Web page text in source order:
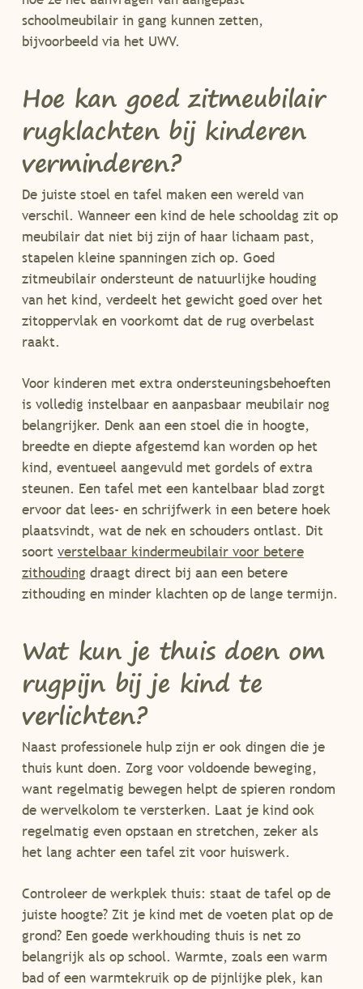
schoolmeubilair in gang kunnen zetten,
bijvoorbeeld via het UWV.
Hoe kan goed zitmeubilair
rugklachten bij kinderen
verminderen?
De juiste stoel en tafel maken een wereld van
verschil. Wanneer een kind de hele schooldag zit op
meubilair dat niet bij zijn of haar lichaam past,
stapelen kleine spanningen zich op. Goed
zitmeubilair ondersteunt de natuurlijke houding
van het kind, verdeelt het gewicht goed over het
zitoppervlak en voorkomt dat de rug overbelast
raakt.
Voor kinderen met extra ondersteuningsbehoeften
is volledig instelbaar en aanpasbaar meubilair nog
belangrijker. Denk aan een stoel die in hoogte,
breedte en diepte afgestemd kan worden op het
kind, eventueel aangevuld met gordels of extra
steunen. Een tafel met een kantelbaar blad zorgt
ervoor dat lees- en schrijfwerk in een betere hoek
plaatsvindt, wat de nek en schouders ontlast. Dit
soort verstelbaar kindermeubilair voor betere
zithouding draagt direct bij aan een betere
zithouding en minder klachten op de lange termijn.
Wat kun je thuis doen om
rugpijn bij je kind te
verlichten?
Naast professionele hulp zijn er ook dingen die je
thuis kunt doen. Zorg voor voldoende beweging,
want regelmatig bewegen helpt de spieren rondom
de wervelkolom te versterken. Laat je kind ook
regelmatig even opstaan en stretchen, zeker als
het lang achter een tafel zit voor huiswerk.
Controleer de werkplek thuis: staat de tafel op de
juiste hoogte? Zit je kind met de voeten plat op de
grond? Een goede werkhouding thuis is net zo
belangrijk als op school. Warmte, zoals een warm
bad of een warmtekruik op de pijnlijke plek, kan